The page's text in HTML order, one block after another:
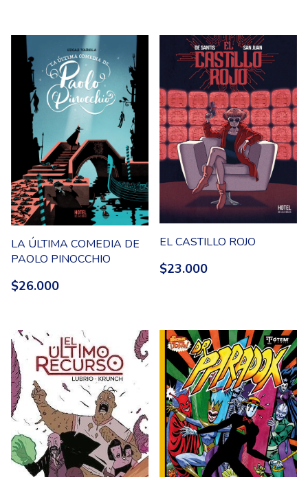
LA ÚLTIMA COMEDIA DE
PAOLO PINOCCHIO
$26.000
EL CASTILLO ROJO
$23.000